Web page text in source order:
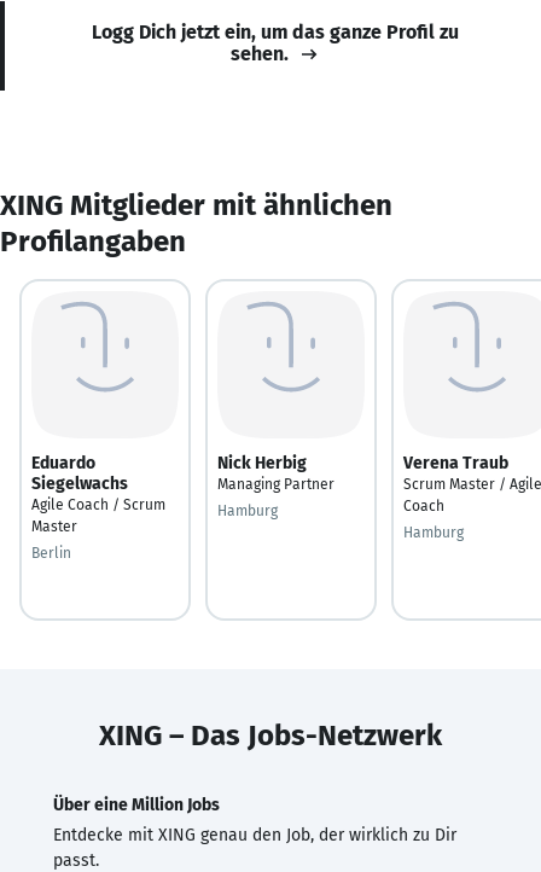
Logg Dich jetzt ein, um das ganze Profil zu
sehen.
XING Mitglieder mit ähnlichen
Profilangaben
Eduardo
Siegelwachs
Agile Coach / Scrum
Master
Berlin
Nick Herbig
Managing Partner
Hamburg
Verena Traub
Scrum Master / Agile
Coach
Hamburg
XING – Das Jobs-Netzwerk
Über eine Million Jobs
Entdecke mit XING genau den Job, der wirklich zu Dir
passt.